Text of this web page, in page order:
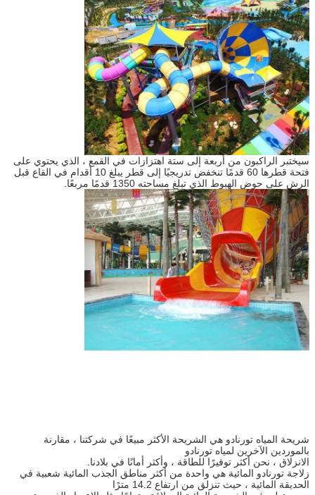
سيختبر الراكبون من أربعة إلى ستة اهتزازات في القمع ، الذي يحتوي على
فتحة قطرها 60 قدمًا تنخفض تدريجيًا إلى قطر يبلغ 10 أقدام في القاع قبل
الرش على حوض الهبوط الذي تبلغ مساحته 1350 قدمًا مربعًا.
شريحة المياه تورنادو هي الشريحة الأكثر مبيعًا في شركتنا ، مقارنة
بالموردين الآخرين لمياه تورنادو
الانزلاق ، نحن أكثر توفيرًا للطاقة ، وأكثر أمانًا في بلادنا.
زلاجة تورنادو المائية هي واحدة من أكثر مناطق الجذب المائية شعبية في
الحديقة المائية ، حيث تنزلق من ارتفاع 14.2 مترًا